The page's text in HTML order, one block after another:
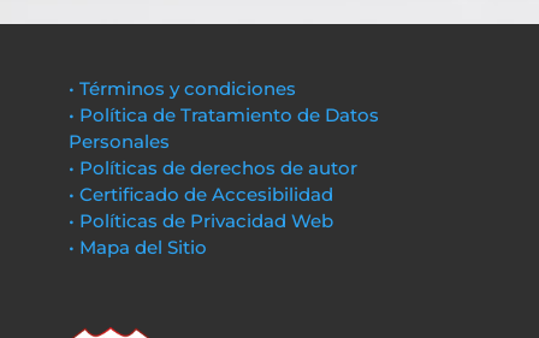
• Términos y condiciones
• Política de Tratamiento de Datos
Personales
• Políticas de derechos de autor
• Certificado de Accesibilidad
• Políticas de Privacidad Web
• Mapa del Sitio